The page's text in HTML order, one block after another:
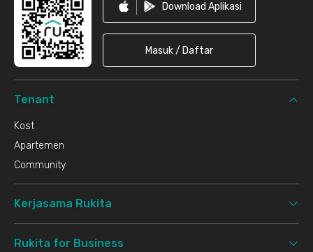
Download Aplikasi
Masuk / Daftar
Tenant
Kost
Apartemen
Community
Kerjasama Rukita
Rukita for Business